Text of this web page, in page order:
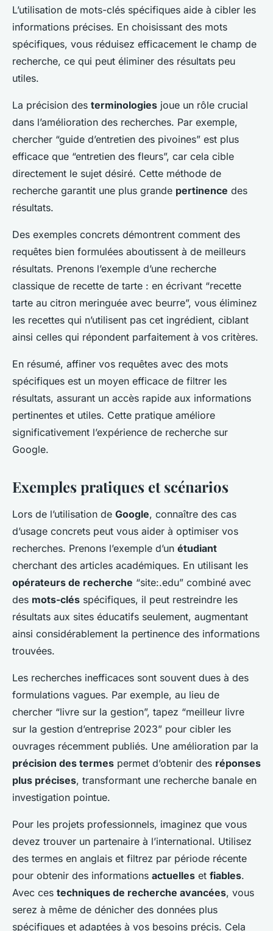
L’utilisation de mots-clés spécifiques aide à cibler les
informations précises. En choisissant des mots
spécifiques, vous réduisez efficacement le champ de
recherche, ce qui peut éliminer des résultats peu
utiles.
La précision des terminologies joue un rôle crucial
dans l’amélioration des recherches. Par exemple,
chercher “guide d’entretien des pivoines” est plus
efficace que “entretien des fleurs”, car cela cible
directement le sujet désiré. Cette méthode de
recherche garantit une plus grande pertinence des
résultats.
Des exemples concrets démontrent comment des
requêtes bien formulées aboutissent à de meilleurs
résultats. Prenons l’exemple d’une recherche
classique de recette de tarte : en écrivant “recette
tarte au citron meringuée avec beurre”, vous éliminez
les recettes qui n’utilisent pas cet ingrédient, ciblant
ainsi celles qui répondent parfaitement à vos critères.
En résumé, affiner vos requêtes avec des mots
spécifiques est un moyen efficace de filtrer les
résultats, assurant un accès rapide aux informations
pertinentes et utiles. Cette pratique améliore
significativement l’expérience de recherche sur
Google.
Exemples pratiques et scénarios
Lors de l’utilisation de Google, connaître des cas
d’usage concrets peut vous aider à optimiser vos
recherches. Prenons l’exemple d’un étudiant
cherchant des articles académiques. En utilisant les
opérateurs de recherche “site:.edu” combiné avec
des mots-clés spécifiques, il peut restreindre les
résultats aux sites éducatifs seulement, augmentant
ainsi considérablement la pertinence des informations
trouvées.
Les recherches inefficaces sont souvent dues à des
formulations vagues. Par exemple, au lieu de
chercher “livre sur la gestion”, tapez “meilleur livre
sur la gestion d’entreprise 2023” pour cibler les
ouvrages récemment publiés. Une amélioration par la
précision des termes permet d’obtenir des réponses
plus précises, transformant une recherche banale en
investigation pointue.
Pour les projets professionnels, imaginez que vous
devez trouver un partenaire à l’international. Utilisez
des termes en anglais et filtrez par période récente
pour obtenir des informations actuelles et fiables.
Avec ces techniques de recherche avancées, vous
serez à même de dénicher des données plus
spécifiques et adaptées à vos besoins précis. Cela